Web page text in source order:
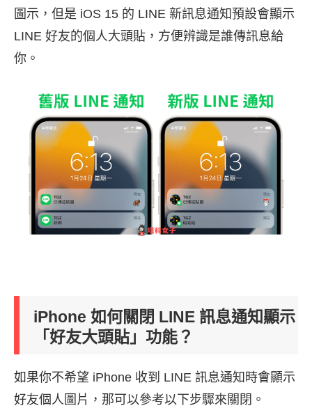
圖示，但是 iOS 15 的 LINE 新訊息通知預設會顯示
LINE 好友的個人大頭貼，方便辨識是誰傳訊息給
你。
iPhone 如何關閉 LINE 訊息通知顯示
「好友大頭貼」功能？
如果你不希望 iPhone 收到 LINE 訊息通知時會顯示
好友個人圖片，那可以參考以下步驟來關閉。